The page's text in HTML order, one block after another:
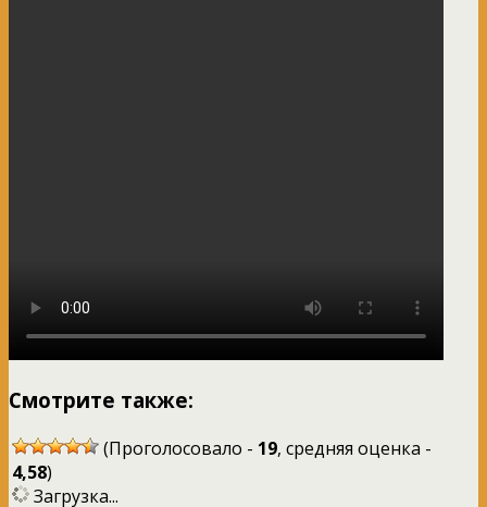
Смотрите также:
(Проголосовало - 19, средняя оценка -
4,58)
Загрузка...